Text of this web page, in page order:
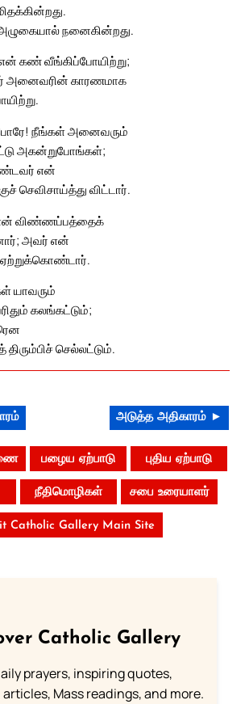
நனைகின்றது.
கண் வீங்கிப்போயிற்று;
அனைவரின் காரணமாக
நீங்கள் அனைவரும்
அகன்றுபோங்கள்;
என்
செவிசாய்த்து விட்டார்.
விண்ணப்பத்தைக்
அவர் என்
யாவரும்
கலங்கட்டும்;
திரும்பிச் செல்லட்டும்.
அடுத்த அதிகாரம் ►
பழைய ஏற்பாடு புதிய ஏற்பாடு
நீதிமொழிகள் சபை உரையாளர்
Catholic Gallery Main Site
Catholic Gallery
prayers, inspiring quotes,
Mass readings, and more.